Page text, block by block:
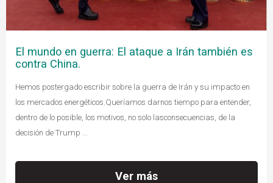
El mundo en guerra: El ataque a Irán también es
contra China.
Hemos postergado escribir sobre la guerra de Irán y su impacto en
los mercados energéticos.Queríamos darnos tiempo para entender,
dentro de lo posible, los motivos, no solo lasconsecuencias, de la
decisión de Trump ...
Ver más